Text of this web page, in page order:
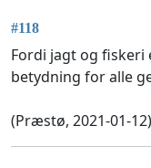
#118
Fordi jagt og
betydning for alle
(Præstø, 2021-01-12)